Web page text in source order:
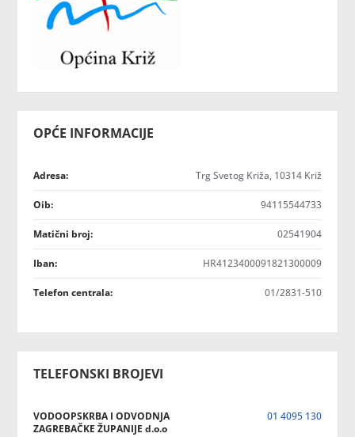
OPĆE INFORMACIJE
Adresa: Trg Svetog Križa, 10314 Križ
Oib: 94115544733
Matični broj: 02541904
Iban: HR4123400091821300009
Telefon centrala: 01/2831-510
TELEFONSKI BROJEVI
VODOOPSKRBA I ODVODNJA
ZAGREBAČKE ŽUPANIJE d.o.o
01 4095 130